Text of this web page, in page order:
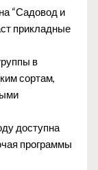
“Садовод и
прикладные
в
сортам,
доступна
программы